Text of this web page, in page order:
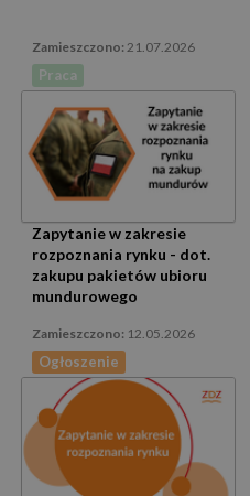
21.07.2026
Praca
Zapytanie w zakresie
rozpoznania rynku - dot.
zakupu pakietów ubioru
mundurowego
12.05.2026
Ogłoszenie